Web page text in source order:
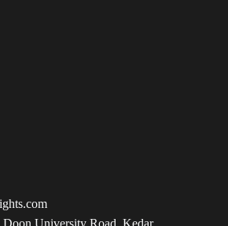
University Road, Kedar